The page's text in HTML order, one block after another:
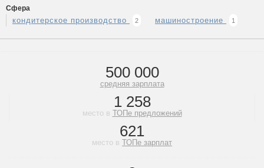
Сфера
кондитерское производство 2 машиностроение 1
500 000
средняя зарплата
1 258
место в ТОПе предложений
621
место в ТОПе зарплат